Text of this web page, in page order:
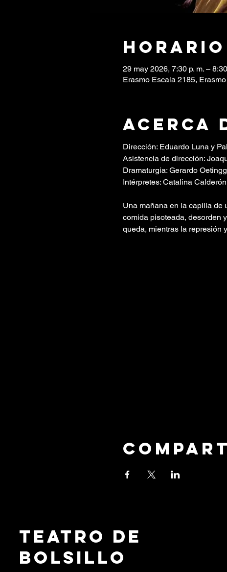
Horario
29 may 2026, 7:30 p. m. –
Erasmo Escala 2185,
Acerca
Dirección: Eduardo Luna y
Asistencia de dirección:
Dramaturgia: Gerardo
Intérpretes: Catalina
Una mañana en la capilla de
comida pisoteada, desorden
queda, mientras la represión
Teatro de
Bolsillo